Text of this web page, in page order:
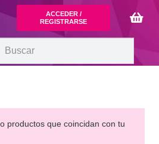
ACCEDER /
REGISTRARSE
productos que coincidan con tu